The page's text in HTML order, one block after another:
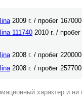
2009 г. / пробег
111740 2010 г. /
2008 г. / пробег
2008 г. / пробег
характер и ни